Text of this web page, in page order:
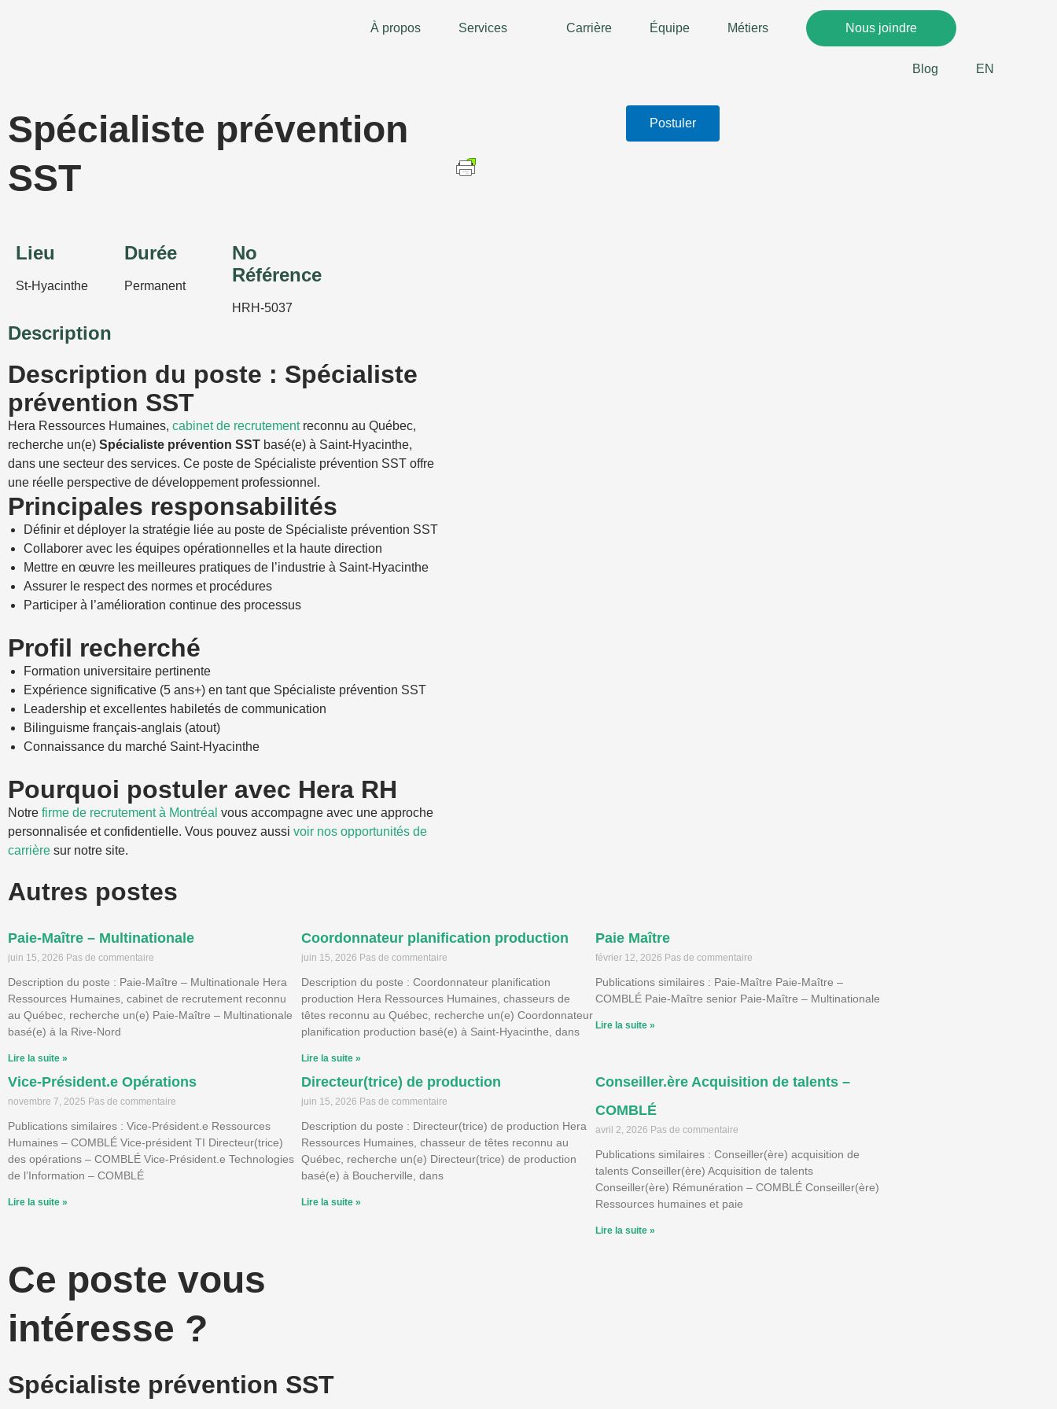
À propos Services Carrière Équipe Métiers Nous joindre
Blog EN
Spécialiste prévention
SST
Lieu
St-Hyacinthe
Durée
Permanent
No
Référence
HRH-5037
Description
Description du poste : Spécialiste
prévention SST
Hera Ressources Humaines, cabinet de recrutementreconnu au Québec,
recherche un(e) Spécialiste prévention SST basé(e) à Saint-Hyacinthe,
dans une secteur des services. Ce poste de Spécialiste prévention SST offre
une réelle perspective de développement professionnel.
Principales responsabilités
Définir et déployer la stratégie liée au poste de Spécialiste prévention SST
Collaborer avec les équipes opérationnelles et la haute direction
Mettre en œuvre les meilleures pratiques de l’industrie à Saint-Hyacinthe
Assurer le respect des normes et procédures
Participer à l’amélioration continue des processus
Profil recherché
Formation universitaire pertinente
Expérience significative (5 ans+) en tant que Spécialiste prévention SST
Leadership et excellentes habiletés de communication
Bilinguisme français-anglais (atout)
Connaissance du marché Saint-Hyacinthe
Pourquoi postuler avec Hera RH
Notre firme de recrutement à Montréal vous accompagne avec une approche
personnalisée et confidentielle. Vous pouvez aussi voir nos opportunités de
carrière sur notre site.
Postuler
Autres postes
Paie-Maître – Multinationale
juin 15, 2026 Pas de commentaire
Description du poste : Paie-Maître – Multinationale Hera
Ressources Humaines, cabinet de recrutement reconnu
au Québec, recherche un(e) Paie-Maître – Multinationale
basé(e) à la Rive-Nord
Lire la suite »
Coordonnateur planification production
juin 15, 2026 Pas de commentaire
Description du poste : Coordonnateur planification
production Hera Ressources Humaines, chasseurs de
têtes reconnu au Québec, recherche un(e) Coordonnateur
planification production basé(e) à Saint-Hyacinthe, dans
Lire la suite »
Paie Maître
février 12, 2026 Pas de commentaire
Publications similaires : Paie-Maître Paie-Maître –
COMBLÉ Paie-Maître senior Paie-Maître – Multinationale
Lire la suite »
Vice-Président.e Opérations
novembre 7, 2025 Pas de commentaire
Publications similaires : Vice-Président.e Ressources
Humaines – COMBLÉ Vice-président TI Directeur(trice)
des opérations – COMBLÉ Vice-Président.e Technologies
de l’Information – COMBLÉ
Lire la suite »
Directeur(trice) de production
juin 15, 2026 Pas de commentaire
Description du poste : Directeur(trice) de production Hera
Ressources Humaines, chasseur de têtes reconnu au
Québec, recherche un(e) Directeur(trice) de production
basé(e) à Boucherville, dans
Lire la suite »
Conseiller.ère Acquisition de talents –
COMBLÉ
avril 2, 2026 Pas de commentaire
Publications similaires : Conseiller(ère) acquisition de
talents Conseiller(ère) Acquisition de talents
Conseiller(ère) Rémunération – COMBLÉ Conseiller(ère)
Ressources humaines et paie
Lire la suite »
Ce poste vous
intéresse ?
Spécialiste prévention SST